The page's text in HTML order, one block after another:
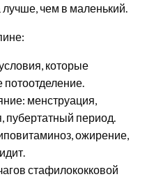
чем в маленький.
которые
менструация,
пубертатный период.
ожирение,
стафилококковой